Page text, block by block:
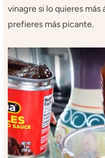
vinagre si lo quieres
prefieres más picante.